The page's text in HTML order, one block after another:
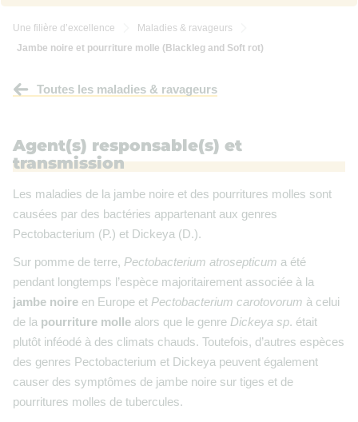
Une filière d’excellence Maladies & ravageurs
Jambe noire et pourriture molle (Blackleg and Soft rot)
Toutes les maladies & ravageurs
Agent(s) responsable(s) et
transmission
Les maladies de la jambe noire et des pourritures molles sont
causées par des bactéries appartenant aux genres
Pectobacterium (P.) et Dickeya (D.).
Sur pomme de terre, Pectobacterium atrosepticum a été
pendant longtemps l’espèce majoritairement associée à la
jambe noire en Europe et Pectobacterium carotovorum à celui
de la pourriture molle alors que le genre Dickeya sp. était
plutôt inféodé à des climats chauds. Toutefois, d’autres espèces
des genres Pectobacterium et Dickeya peuvent également
causer des symptômes de jambe noire sur tiges et de
pourritures molles de tubercules.